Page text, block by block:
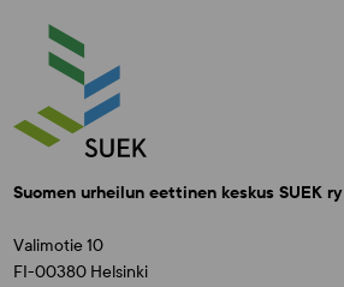
Suomen urheilun eettinen keskus SUEK ry
Valimotie 10
FI-00380 Helsinki